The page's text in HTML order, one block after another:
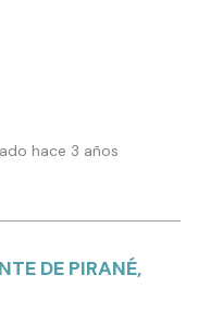
hace 3 años
DE PIRANÉ,